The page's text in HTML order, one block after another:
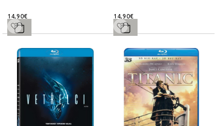
14,90€ 14,90€